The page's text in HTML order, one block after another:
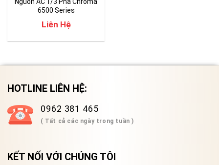
6500 Series
Liên Hệ
HOTLINE LIÊN HỆ:
0962 381 465
( Tất cả các ngày trong tuần )
KẾT NỐI VỚI CHÚNG TÔI